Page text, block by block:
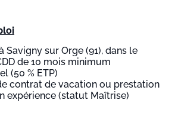
Savigny sur Orge (91), dans le
de 10 mois minimum
(50 % ETP)
contrat de vacation ou prestation
expérience (statut Maîtrise)